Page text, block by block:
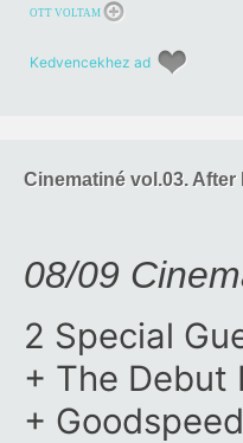
OTT VOLTAM
Kedvencekhez ad
Cinematiné vol.03. After
08/09
2 Special
+ The Debut
+ Goodspeed